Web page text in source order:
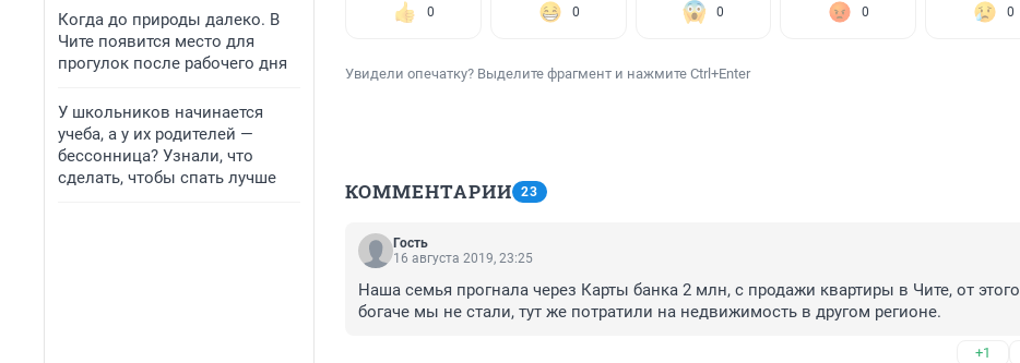
Когда до природы далеко. В
Чите появится место для
прогулок после рабочего дня
У школьников начинается
учеба, а у их родителей —
бессонница? Узнали, что
сделать, чтобы спать лучше
0 0 0 0 0
Увидели опечатку? Выделите фрагмент и нажмите Ctrl+Enter
КОММЕНТАРИИ 23
Гость
16 августа 2019, 23:25
Наша семья прогнала через Карты банка 2 млн, с продажи квартиры в Чите, от этого
богаче мы не стали, тут же потратили на недвижимость в другом регионе.
+1